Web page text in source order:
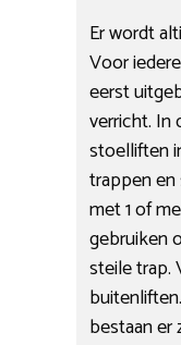
Er wordt
Voor
eerst
verricht. In
stoelliften
trappen
met 1 of
gebruiken
steile trap.
bestaan